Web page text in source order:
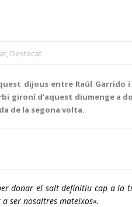
Destacat
dijous entre Raúl Garrido i
gironí d’aquest diumenge
de la segona volta.
donar el salt definitiu cap a
ser nosaltres mateixos».